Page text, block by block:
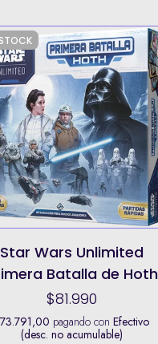
Star Wars Unlimited
Batalla de Hoth
$81.990
pagando conEfectivo
(desc. no acumulable)